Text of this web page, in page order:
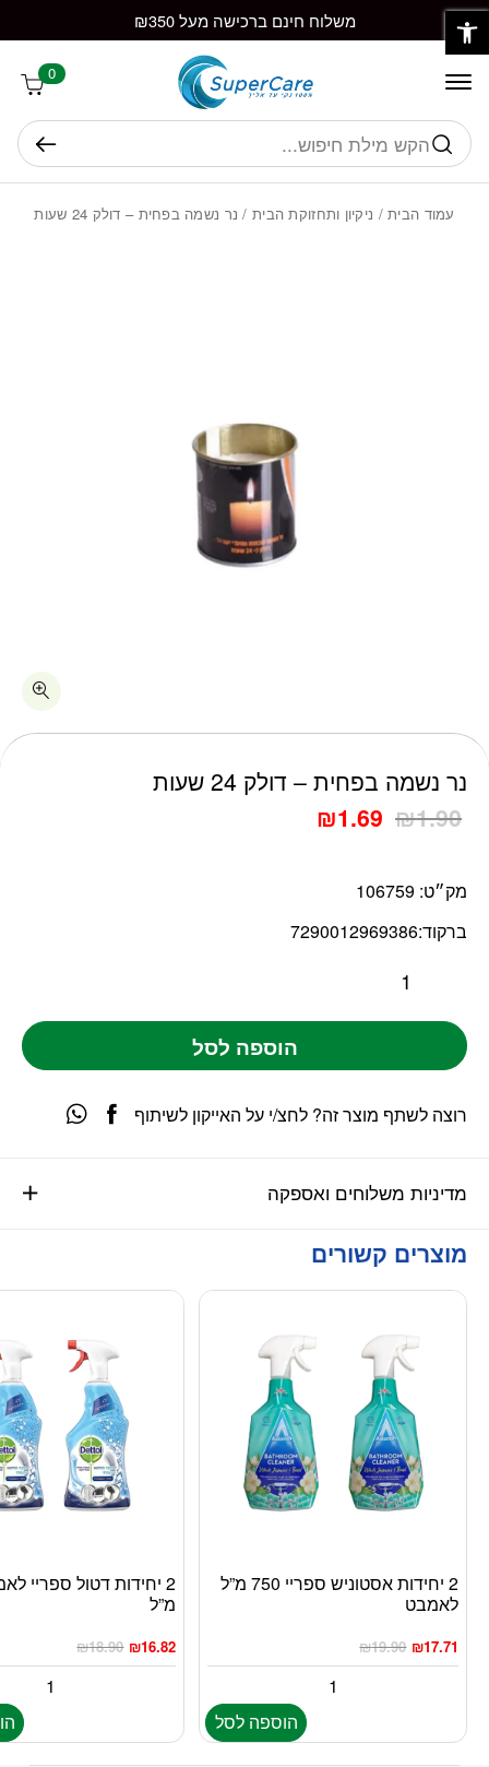
Skip to Content משלוח חינם ברכישה מעל ₪350
0
חיפוש
עמוד הבית/ ניקיון ותחזוקת הבית / נר נשמה בפחית – דולק 24 שעות
נר נשמה בפחית – דולק 24 שעות
₪1.90
₪1.69
מק״ט: 106759
ברקוד:7290012969386
כמות נר נשמה בפחית - דולק 24 שעות
הוספה לסל
מדיניות משלוחים ואספקה
רוצה לשתף מוצר זה? לחצ/י על האייקון לשיתוף
מוצרים קשורים
2 יחידות אסטוניש ספריי 750 מ”ל
לאמבט
₪19.90 ₪17.71
הוספה לסל
מ”ל
₪18.90 ₪16.82
בחזרה למעלה
פתח סרגל נגישות